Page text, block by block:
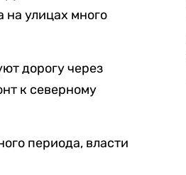
на улицах много
дорогу через
к северному
периода, власти